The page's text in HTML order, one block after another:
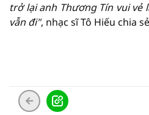
trở lại anh Thương Tín vui vẻ
vẫn đi", nhạc sĩ Tô Hiếu chia